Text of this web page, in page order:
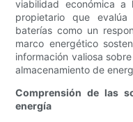
viabilidad económica
propietario que
baterías como un
marco energético
información valiosa
almacenamiento de
Comprensión de las
energía